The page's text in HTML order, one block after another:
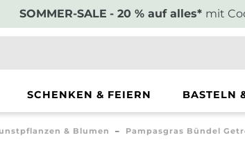
SOMMER-SALE - 20 % auf alles* mit
SCHENKEN & FEIERN BASTELN
& Blumen Pampasgras Bündel